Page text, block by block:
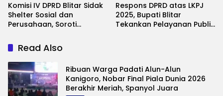
Komisi IV DPRD Blitar Sidak
Shelter Sosial dan
Perusahaan, Soroti
hingga Disabilitas
Respons DPRD atas LKPJ
2025, Bupati Blitar
Tekankan Pelayanan Publik
Read Also
Ribuan Warga Padati Alun-Alun
Kanigoro, Nobar Final Piala Dunia 2026
Berakhir Meriah, Spanyol Juara